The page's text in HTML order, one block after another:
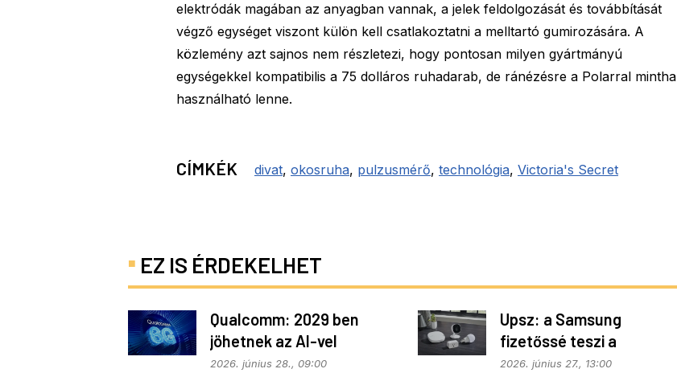
elektródák magában az anyagban vannak, a jelek feldolgozását és továbbítását
végző egységet viszont külön kell csatlakoztatni a melltartó gumirozására. A
közlemény azt sajnos nem részletezi, hogy pontosan milyen gyártmányú
egységekkel kompatibilis a 75 dolláros ruhadarab, de ránézésre a Polarral mintha
használható lenne.
CÍMKÉK divat, okosruha, pulzusmérő, technológia, Victoria's Secret
EZ IS ÉRDEKELHET
Qualcomm: 2029 ben
jöhetnek az AI-vel
telepakolt 6G-s telefonok
2026. június 28., 09:00
Upsz: a Samsung
fizetőssé teszi a
SmartThings API
2026. június 27., 13:00